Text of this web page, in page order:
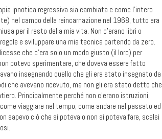
ipnotica regressiva sia cambiata e come l’intero
nel campo della reincarnazione nel 1968, tutto era
per il resto della mia vita. Non c’erano libri o
e sviluppare una mia tecnica partendo da zero.
che c’era solo un modo giusto (il loro) per
potevo sperimentare, che doveva essere fatto
insegnando quello che gli era stato insegnato da
che avevano ricevuto, ma non gli era stato detto che
Principalmente perché non c’erano istruzioni,
viaggiare nel tempo, come andare nel passato ed
sapevo ciò che si poteva o non si poteva fare, scelsi